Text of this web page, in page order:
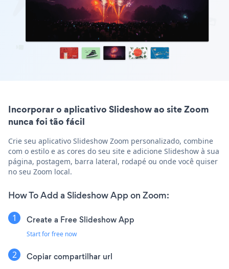
Incorporar o aplicativo Slideshow ao site Zoom
nunca foi tão fácil
Crie seu aplicativo Slideshow Zoom personalizado, combine
com o estilo e as cores do seu site e adicione Slideshow à sua
página, postagem, barra lateral, rodapé ou onde você quiser
no seu Zoom local.
How To Add a Slideshow App on Zoom:
Create a Free Slideshow App
Start for free now
Copiar compartilhar url